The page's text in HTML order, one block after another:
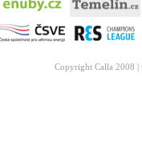
Copyright Calla 2008 |